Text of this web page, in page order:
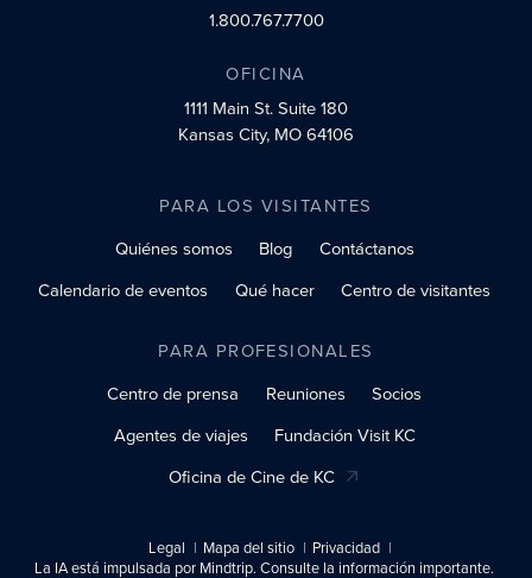
1.800.767.7700
OFICINA
1111 Main St.Suite 180
Kansas City, MO 64106
PARA LOS VISITANTES
Quiénes somos
Blog
Contáctanos
Calendario de eventos
Qué hacer Centro de visitantes
PARA PROFESIONALES
Centro de prensa
Reuniones
Socios
Agentes de viajes
Fundación Visit KC
Oficina de Cine de KC
Legal Mapa del sitio
Privacidad
La IA está impulsada por Mindtrip. Consulte la información importante.